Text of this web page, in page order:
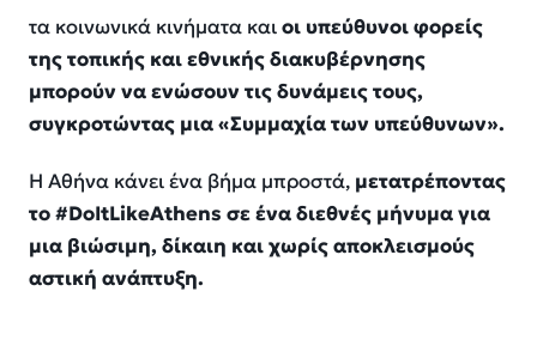
τα κοινωνικά κινήματα καιοι υπεύθυνοι φορείς
της τοπικής και εθνικής διακυβέρνησης
μπορούν να ενώσουν τις δυνάμεις τους,
συγκροτώντας μια «Συμμαχία των υπεύθυνων».
Η Αθήνα κάνει ένα βήμα μπροστά, μετατρέποντας
το #DoItLikeAthens σε ένα διεθνές μήνυμα για
μια βιώσιμη, δίκαιη και χωρίς αποκλεισμούς
αστική ανάπτυξη.